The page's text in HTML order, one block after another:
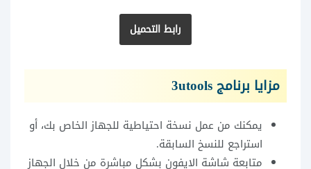
رابط التحميل
مزايا برنامج 3utools
يمكنك من عمل نسخة احتياطية للجهاز الخاص بك، أو
استراجع للنسخ السابقة.
متابعة شاشة الايفون بشكل مباشرة من خلال الجهاز